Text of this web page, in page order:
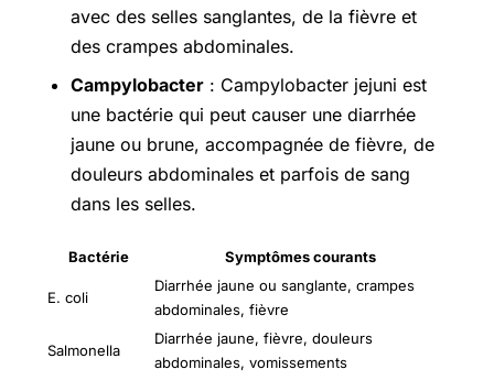
avec des selles sanglantes, de la fièvre et
des crampes abdominales.
Campylobacter : Campylobacter jejuni est
une bactérie qui peut causer une diarrhée
jaune ou brune, accompagnée de fièvre, de
douleurs abdominales et parfois de sang
dans les selles.
Bactérie Symptômes courants
E. coli
Diarrhée jaune ou sanglante, crampes
abdominales, fièvre
Salmonella
Diarrhée jaune, fièvre, douleurs
abdominales, vomissements